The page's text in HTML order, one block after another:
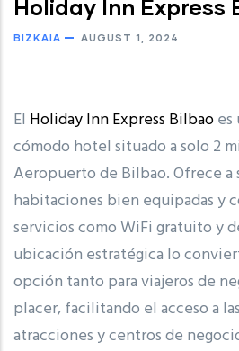
Holiday Inn Express
BIZKAIA AUGUST 1, 2024
El Holiday Inn Express Bilbao
cómodo hotel situado a solo 2
Aeropuerto de Bilbao. Ofrece a
habitaciones bien equipadas y
servicios como WiFi gratuito y
ubicación estratégica lo
opción tanto para viajeros de
placer, facilitando el acceso a
atracciones y centros de